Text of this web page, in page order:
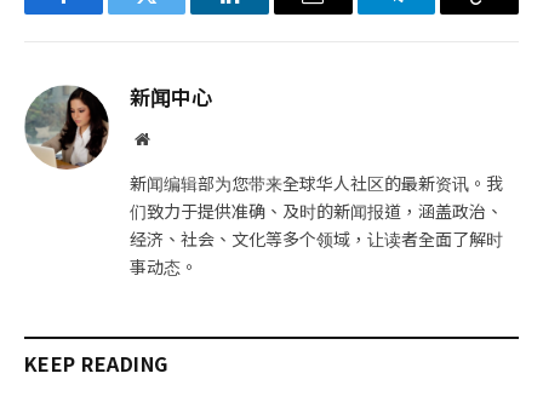
FacebookTwitter LinkedIn电
Telegram复
新闻中心
网
新闻编辑部为您带来全球华人社区的最新资讯。我
们致力于提供准确、及时的新闻报道，涵盖政治、
经济、社会、文化等多个领域，让读者全面了解时
事动态。
KEEP READING